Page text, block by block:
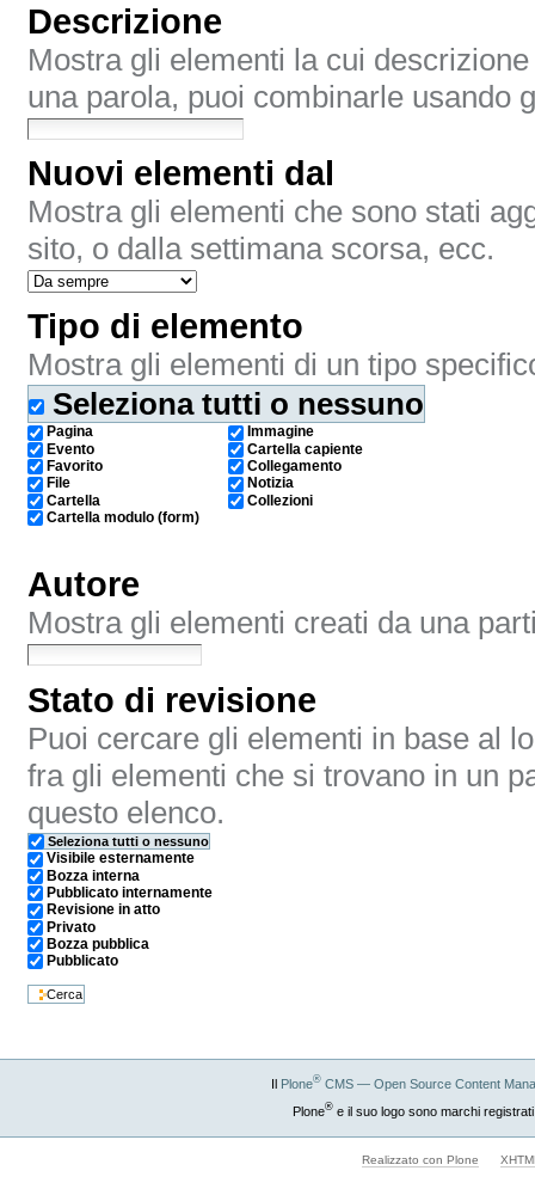
Descrizione
Mostra gli elementi la cui
una parola, puoi combinarle usando
Nuovi elementi dal
Mostra gli elementi che sono stati
sito, o dalla settimana scorsa, ecc.
Tipo di elemento
Mostra gli elementi di un tipo
Seleziona tutti o nessuno
Pagina
Evento
Favorito
File
Cartella
Cartella modulo (form)
Immagine
Cartella capiente
Collegamento
Notizia
Collezioni
Autore
Mostra gli elementi creati da una
Stato di revisione
Puoi cercare gli elementi in base al
fra gli elementi che si trovano in un
questo elenco.
Seleziona tutti o nessuno
Visibile esternamente
Bozza interna
Pubblicato internamente
Revisione in atto
Privato
Bozza pubblica
Pubblicato
Il Plone® CMS — Open Source Content
Plone®e il suo logo sono marchi
Realizzato con Plone